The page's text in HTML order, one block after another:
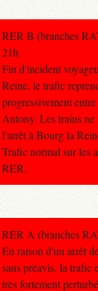
RER B (branches
21h
Fin d'incident
Reine, le trafic
progressivement
Antony. Les trains ne
l'arrêt à Bourg la
Trafic normal sur les
RER.
RER A (branches
En raison d'un arrêt
sans préavis, la trafic
très fortement